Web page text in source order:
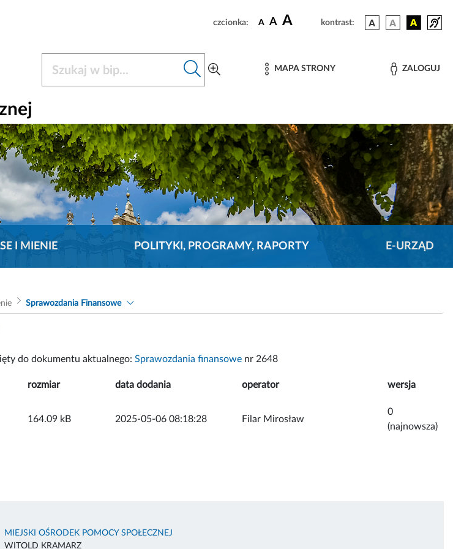
czcionka: A A A kontrast:
MAPA STRONY ZALOGUJ
I MIENIE POLITYKI, PROGRAMY, RAPORTY E-URZĄD
Sprawozdania Finansowe
do dokumentu aktualnego: Sprawozdania finansowe nr 2648
rozmiar data dodania operator wersja
164.09 kB 2025-05-06 08:18:28 Filar Mirosław
0
(najnowsza)
MIEJSKI OŚRODEK POMOCY SPOŁECZNEJ
WITOLD KRAMARZ